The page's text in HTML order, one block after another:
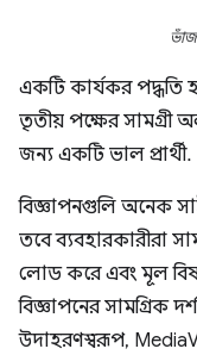
একটি কার্যকর পদ্ধতি
তৃতীয় পক্ষের সামগ্রী
জন্য একটি ভাল প্রার্থী.
বিজ্ঞাপনগুলি অনেক
তবে ব্যবহারকারীরা
লোড করে এবং মূল
বিজ্ঞাপনের সামগ্রিক
উদাহরণস্বরূপ,